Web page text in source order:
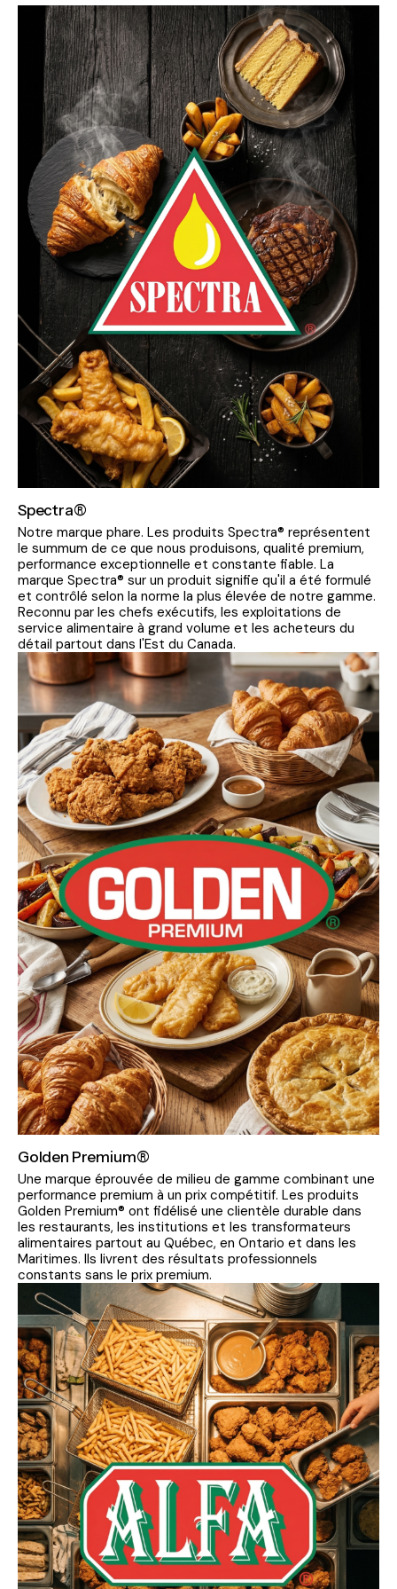
Spectra®
Notre marque phare. Les produits Spectra® représentent
le summum de ce que nous produisons, qualité premium,
performance exceptionnelle et constante fiable. La
marque Spectra® sur un produit signifie qu'il a été formulé
et contrôlé selon la norme la plus élevée de notre gamme.
Reconnu par les chefs exécutifs, les exploitations de
service alimentaire à grand volume et les acheteurs du
détail partout dans l'Est du Canada.
Golden Premium®
Une marque éprouvée de milieu de gamme combinant une
performance premium à un prix compétitif. Les produits
Golden Premium® ont fidélisé une clientèle durable dans
les restaurants, les institutions et les transformateurs
alimentaires partout au Québec, en Ontario et dans les
Maritimes. Ils livrent des résultats professionnels
constants sans le prix premium.